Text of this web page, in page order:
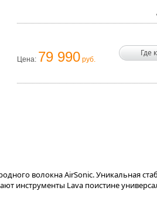
Цена: 79 990 руб.
Где
волокна AirSonic. Уникальная
инструменты Lava поистине